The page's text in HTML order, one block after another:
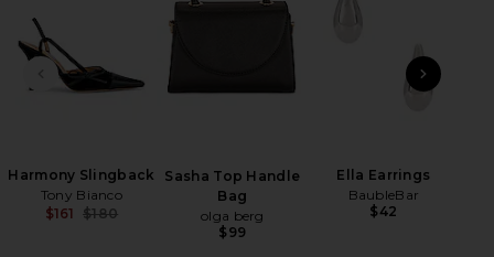
前のスライド
Harmony Slingback
Tony Bianco
$161
Previous price:
$180
Sasha Top Handle
Bag
olga berg
$99
Ella Earrings
BaubleBar
$42